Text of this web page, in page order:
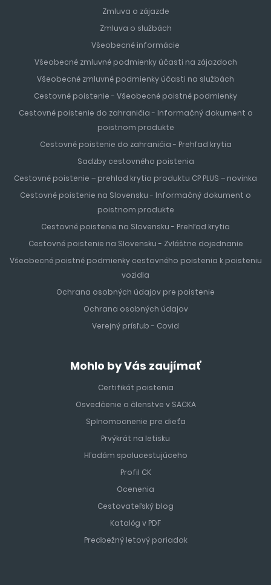
Zmluva o zájazde
Zmluva o službách
Všeobecné informácie
Všeobecné zmluvné podmienky účasti na zájazdoch
Všeobecné zmluvné podmienky účasti na službách
Cestovné poistenie - Všeobecné poistné podmienky
Cestovné poistenie do zahraničia - Informačný dokument o
poistnom produkte
Cestovné poistenie do zahraničia - Prehľad krytia
Sadzby cestovného poistenia
Cestovné poistenie – prehlad krytia produktu CP PLUS – novinka
Cestovné poistenie na Slovensku - Informačný dokument o
poistnom produkte
Cestovné poistenie na Slovensku - Prehľad krytia
Cestovné poistenie na Slovensku - Zvláštne dojednanie
Všeobecné poistné podmienky cestovného poistenia k poisteniu
vozidla
Ochrana osobných údajov pre poistenie
Ochrana osobných údajov
Verejný prísľub - Covid
Mohlo by Vás zaujímať
Certifikát poistenia
Osvedčenie o členstve v SACKA
Splnomocnenie pre dieťa
Prvýkrát na letisku
Hľadám spolucestujúceho
Profil CK
Ocenenia
Cestovateľský blog
Katalóg v PDF
Predbežný letový poriadok